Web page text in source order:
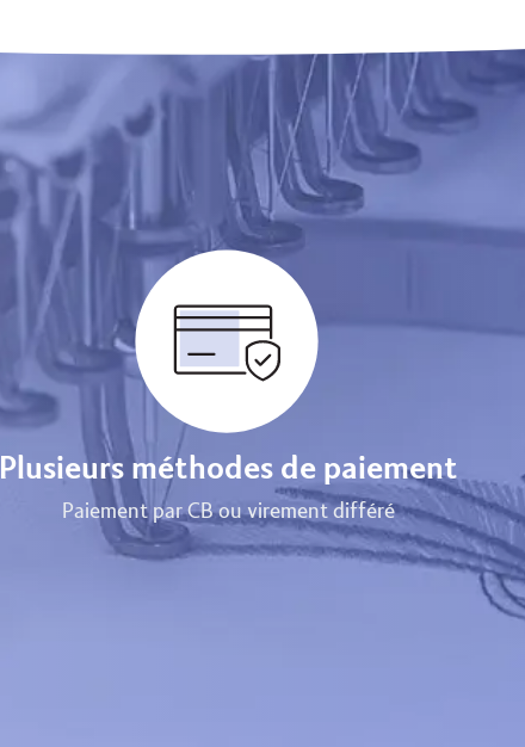
Plusieurs méthodes de paiement
Paiement par CB ou virement différé